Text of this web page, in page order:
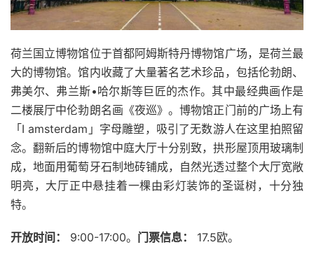
荷兰国立博物馆位于首都阿姆斯特丹博物馆广场，是荷兰最
大的博物馆。馆内收藏了大量著名艺术珍品，包括伦勃朗、
弗美尔、弗兰斯•哈尔斯等巨匠的杰作。其中最经典画作是
二楼展厅中伦勃朗名画《夜巡》。博物馆正门前的广场上有
「I amsterdam」字母雕塑，吸引了无数游人在这里拍照留
念。翻新后的博物馆中庭大厅十分别致，拱形屋顶用玻璃制
成，地面用葡萄牙石制地砖铺成，自然光透过整个大厅宽敞
明亮，大厅正中悬挂着一棵由彩灯装饰的圣诞树，十分独
特。
开放时间： 9:00-17:00。 门票信息： 17.5欧。